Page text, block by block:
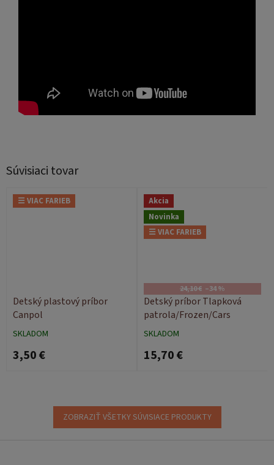
Súvisiaci tovar
☰ VIAC FARIEB
Detský plastový príbor
Canpol
SKLADOM
3,50 €
Akcia
Novinka
☰ VIAC FARIEB
24,10 € –34 %
Detský príbor Tlapková
patrola/Frozen/Cars
SKLADOM
15,70 €
ZOBRAZIŤ VŠETKY SÚVISIACE PRODUKTY